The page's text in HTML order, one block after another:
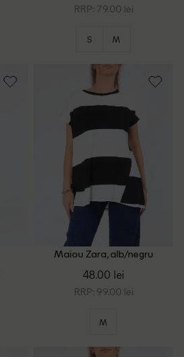
RRP: 79.00 lei
S M
Maiou Zara, alb/negru
48.00 lei
RRP: 99.00 lei
M